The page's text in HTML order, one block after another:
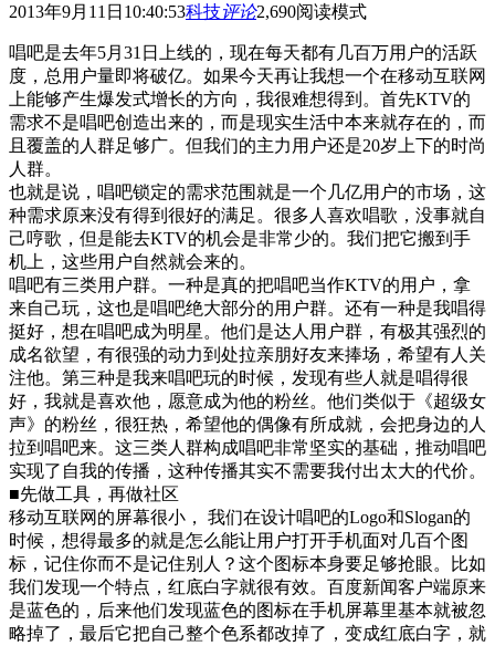
2013年9月11日10:40:53科技评论2,690阅读模式
唱吧是去年5月31日上线的，现在每天都有几百万用户的活跃
度，总用户量即将破亿。如果今天再让我想一个在移动互联网
上能够产生爆发式增长的方向，我很难想得到。首先KTV的
需求不是唱吧创造出来的，而是现实生活中本来就存在的，而
且覆盖的人群足够广。但我们的主力用户还是20岁上下的时尚
人群。
也就是说，唱吧锁定的需求范围就是一个几亿用户的市场，这
种需求原来没有得到很好的满足。很多人喜欢唱歌，没事就自
己哼歌，但是能去KTV的机会是非常少的。我们把它搬到手
机上，这些用户自然就会来的。
唱吧有三类用户群。一种是真的把唱吧当作KTV的用户，拿
来自己玩，这也是唱吧绝大部分的用户群。还有一种是我唱得
挺好，想在唱吧成为明星。他们是达人用户群，有极其强烈的
成名欲望，有很强的动力到处拉亲朋好友来捧场，希望有人关
注他。第三种是我来唱吧玩的时候，发现有些人就是唱得很
好，我就是喜欢他，愿意成为他的粉丝。他们类似于《超级女
声》的粉丝，很狂热，希望他的偶像有所成就，会把身边的人
拉到唱吧来。这三类人群构成唱吧非常坚实的基础，推动唱吧
实现了自我的传播，这种传播其实不需要我付出太大的代价。
■先做工具，再做社区
移动互联网的屏幕很小， 我们在设计唱吧的Logo和Slogan的
时候，想得最多的就是怎么能让用户打开手机面对几百个图
标，记住你而不是记住别人？这个图标本身要足够抢眼。比如
我们发现一个特点，红底白字就很有效。百度新闻客户端原来
是蓝色的，后来他们发现蓝色的图标在手机屏幕里基本就被忽
略掉了，最后它把自己整个色系都改掉了，变成红底白字，就